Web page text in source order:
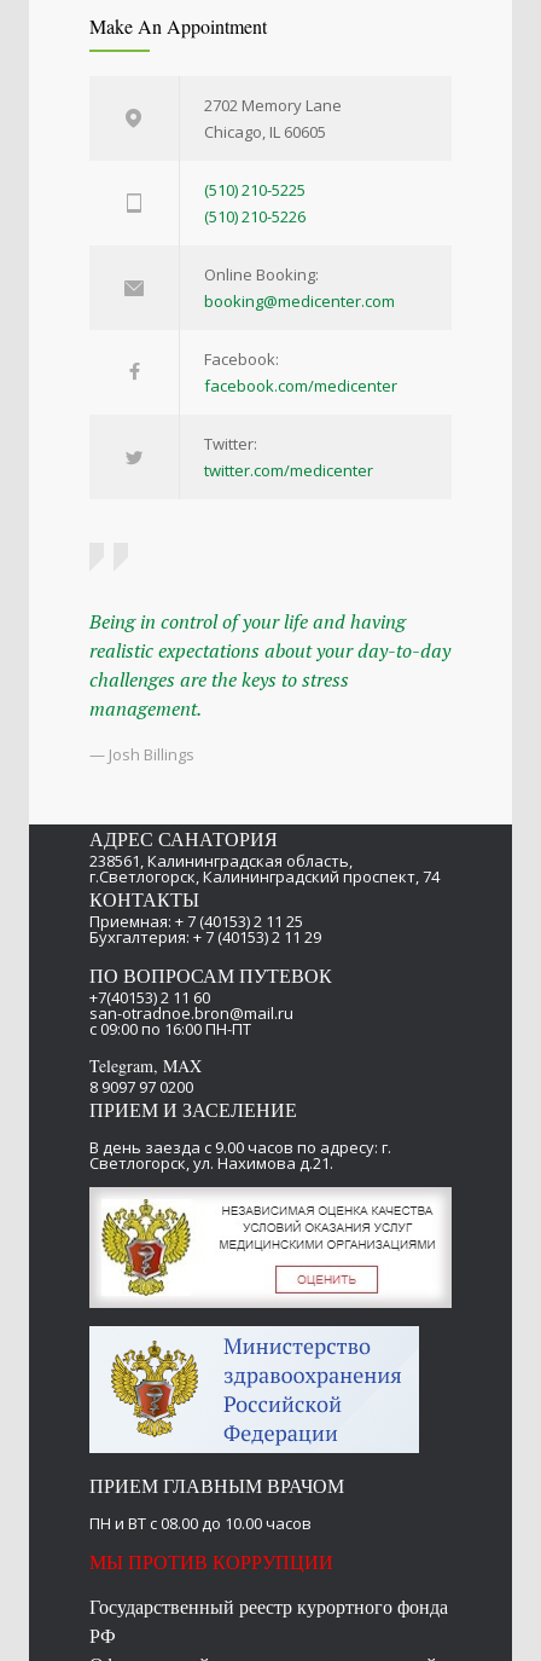
Make An Appointment
2702 Memory Lane
Chicago, IL 60605
(510) 210-5225
(510) 210-5226
Online Booking:
booking@medicenter.com
Facebook:
facebook.com/medicenter
Twitter:
twitter.com/medicenter
Being in control of your life and having
realistic expectations about your day-to-day
challenges are the keys to stress
management.
— Josh Billings
АДРЕС САНАТОРИЯ
238561, Калининградская область,
г.Светлогорск, Калининградский проспект, 74
КОНТАКТЫ
Приемная: + 7 (40153) 2 11 25
Бухгалтерия: + 7 (40153) 2 11 29
ПО ВОПРОСАМ ПУТЕВОК
+7(40153) 2 11 60
san-otradnoe.bron@mail.ru
c 09:00 по 16:00 ПН-ПТ​
Telegram, MAX
8 9097 97 0200
ПРИЕМ И ЗАСЕЛЕНИЕ
В день заезда с 9.00 часов по адресу: г.
Светлогорск, ул. Нахимова д.21.
ПРИЕМ ГЛАВНЫМ ВРАЧОМ
ПН и ВТ с 08.00 до 10.00 часов
МЫ ПРОТИВ КОРРУПЦИИ
Государственный реестр курортного фонда
РФ